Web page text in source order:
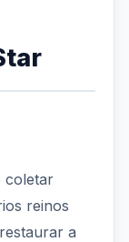
coletar
reinos
a